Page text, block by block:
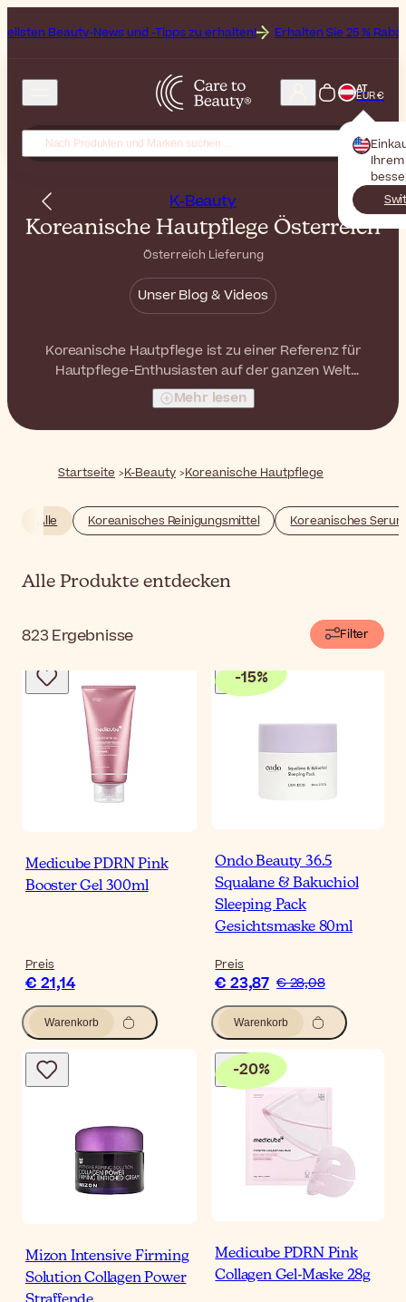
und -Tipps zu erhalten! Erhalten Sie 25 % Rabatt auf Off bei
AT
EUR €
K-Beauty
Koreanische Hautpflege Österreich
Österreich Lieferung
Unser Blog & Videos
Koreanische Hautpflege ist zu einer Referenz für
Hautpflege-Enthusiasten auf der ganzen Welt
geworden: Mit innovativen Texturen, sanften Formeln
und wirksamen Inhaltsstoffen scheinen diese Produkte
fast zu schön, um wahr zu sein! In dieser Kategorie
sanften Reinigungsmitteln bis hin zu aufhellenden
Träume zu erhalten.
Mehr lesen
Startseite K-Beauty Koreanische Hautpflege
Alle Koreanisches Reinigungsmittel Koreanisches
Alle Produkte entdecken
823 Ergebnisse Filter
Medicube PDRN Pink
Booster Gel 300ml
Preis
€ 21,14
Warenkorb
-15%
Ondo Beauty 36.5
Squalane & Bakuchiol
Sleeping Pack
Gesichtsmaske 80ml
Preis
€ 23,87 € 28,08
Warenkorb
Mizon Intensive Firming
Solution Collagen Power
-20%
Medicube PDRN Pink
Collagen Gel-Maske 28g